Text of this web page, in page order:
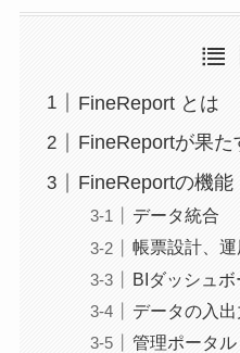
FineReport とは
FineReportが果た
FineReportの機能
データ統合
帳票設計、運
BIダッシュボ
データの入出
管理ポータル